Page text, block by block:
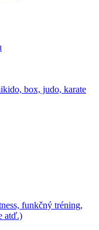
box, judo, karate
funkčný tréning,
atď.)